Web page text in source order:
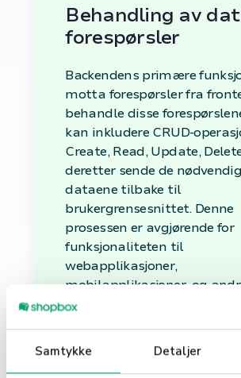
Samtykke Detaljer
Behandling av
forespørsler
Backendens primære
motta forespørsler fra
behandle disse
kan inkludere CRUD-
Create, Read, Update,
deretter sende de
dataene tilbake til
brukergrensesnittet. Denne
prosessen er avgjørende for
funksjonaliteten til
webapplikasjoner,
mobilapplikasjoner, og
digitale tjenester.
Sikkerhet og
databehandling